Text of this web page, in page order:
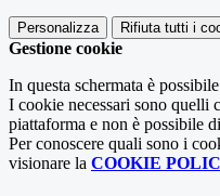
Personalizza Rifiuta tutti i
Gestione cookie
In questa schermata è
I cookie necessari sono quelli
piattaforma e non è possibile
Per conoscere quali sono i
visionare la COOKIE